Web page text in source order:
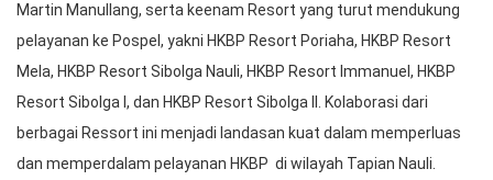
Martin Manullang, serta keenam Resort yang turut mendukung
pelayanan ke Pospel, yakni HKBP Resort Poriaha, HKBP Resort
Mela, HKBP Resort Sibolga Nauli, HKBP Resort Immanuel, HKBP
Resort Sibolga I, dan HKBP Resort Sibolga II. Kolaborasi dari
berbagai Ressort ini menjadi landasan kuat dalam memperluas
dan memperdalam pelayanan HKBP di wilayah Tapian Nauli.